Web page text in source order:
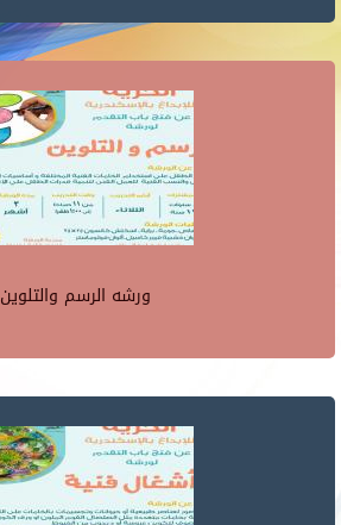
ورشه الرسم والتلوين